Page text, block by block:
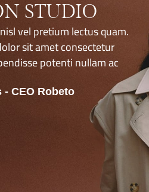
STUDIO
vel pretium lectus quam.
sit amet consectetur
potenti nullam ac
- CEO Robeto